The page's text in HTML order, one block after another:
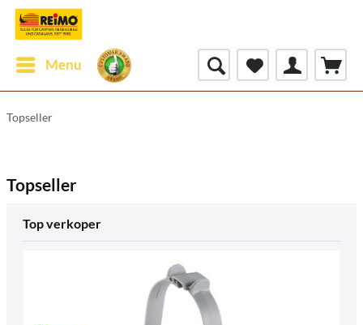
Menu
Topseller
Topseller
Top verkoper